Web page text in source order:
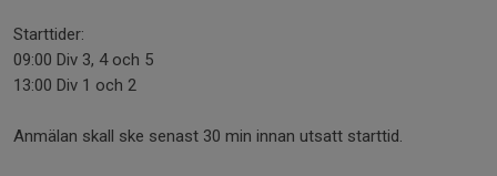
Starttider:
09:00 Div 3, 4 och 5
13:00 Div 1 och 2
Anmälan skall ske senast 30 min innan utsatt starttid.